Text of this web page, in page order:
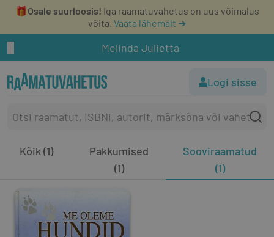
🎁Osale suurloosis! Iga raamatuvahetus on uus võimalus
võita. Vaata lähemalt ➔
Melinda Julietta
Logi sisse
Kõik (1)
Pakkumised
(1)
Sooviraamatud
(1)